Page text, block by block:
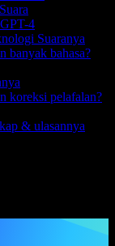
4
Suaranya
banyak bahasa?
koreksi pelafalan?
& ulasannya